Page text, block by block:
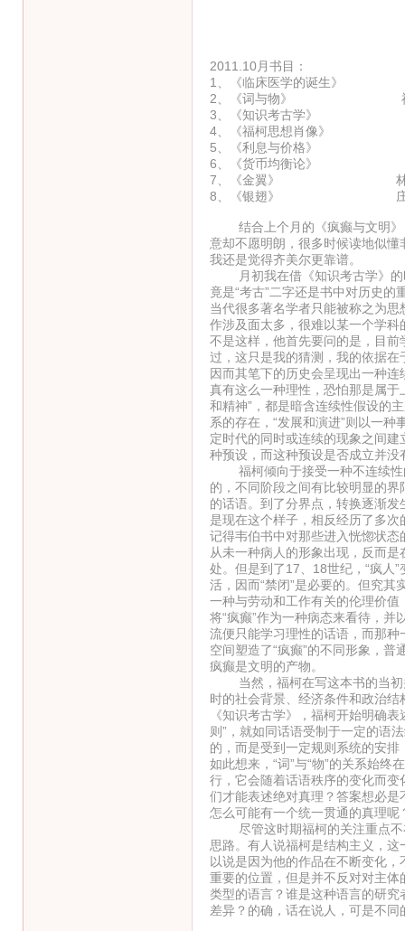
2011.10月书目：
1、《临床医学的诞生
2、《词与物》 福
3、《知识考古学》
4、《福柯思想肖像》
5、《利息与价格》
6、《货币均衡论》
7、《金翼》 林
8、《银翅》 庄
结合上个月的《疯癫与文明》
意却不愿明朗，很多时候读地似
我还是觉得齐美尔更靠谱。
月初我在借《知识考古学》的
竟是“考古”二字还是书中对历史
当代很多著名学者只能被称之为
作涉及面太多，很难以某一个学
不是这样，他首先要问的是，目
过，这只是我的猜测，我的依据
因而其笔下的历史会呈现出一种
真有这么一种理性，恐怕那是属于
和精神”，都是暗含连续性假设的
系的存在，“发展和演进”则以一种
定时代的同时或连续的现象之间
种预设，而这种预设是否成立并没
福柯倾向于接受一种不连续性
的，不同阶段之间有比较明显的
的话语。到了分界点，转换逐渐
是现在这个样子，相反经历了多
记得韦伯书中对那些进入恍惚状
从未一种病人的形象出现，反而
处。但是到了17、18世纪，“疯人
活，因而“禁闭”是必要的。但究
一种与劳动和工作有关的伦理价
将“疯癫”作为一种病态来看待，并
流便只能学习理性的话语，而那
空间塑造了“疯癫”的不同形象，
疯癫是文明的产物。
当然，福柯在写这本书的当初
时的社会背景、经济条件和政治
《知识考古学》，福柯开始明确
则”，就如同话语受制于一定的语
的，而是受到一定规则系统的安
如此想来，“词”与“物”的关系始终
行，它会随着话语秩序的变化而变
们才能表述绝对真理？答案想必
怎么可能有一个统一贯通的真理
尽管这时期福柯的关注重点不
思路。有人说福柯是结构主义，
以说是因为他的作品在不断变化
重要的位置，但是并不反对对主
类型的语言？谁是这种语言的研
差异？的确，话在说人，可是不